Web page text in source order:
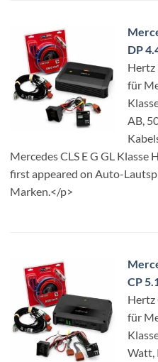
DP
Hertz
für
AB,
Mercedes CLS E G GL
first appeared on Auto-
Marken.</p>
CP
Hertz
für
Watt,